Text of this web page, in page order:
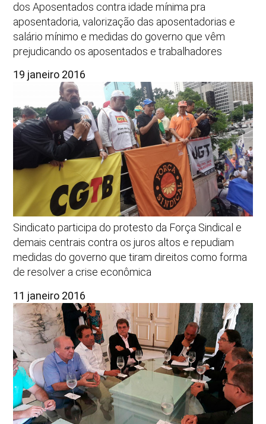
dos Aposentados contra idade mínima pra
aposentadoria, valorização das aposentadorias e
salário mínimo e medidas do governo que vêm
prejudicando os aposentados e trabalhadores
19 janeiro 2016
Sindicato participa do protesto da Força Sindical e
demais centrais contra os juros altos e repudiam
medidas do governo que tiram direitos como forma
de resolver a crise econômica
11 janeiro 2016